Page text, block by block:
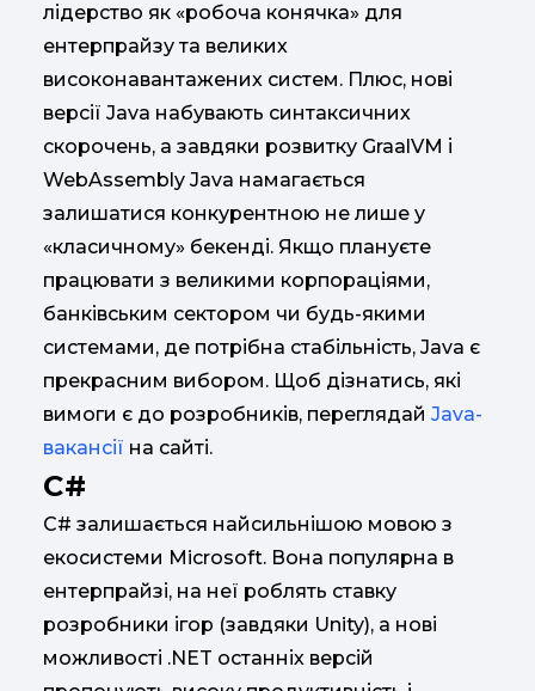
лідерство як «робоча конячка» для
ентерпрайзу та великих
високонавантажених систем. Плюс, нові
версії Java набувають синтаксичних
скорочень, а завдяки розвитку GraalVM і
WebAssembly Java намагається
залишатися конкурентною не лише у
«класичному» бекенді. Якщо плануєте
працювати з великими корпораціями,
банківським сектором чи будь-якими
системами, де потрібна стабільність, Java є
прекрасним вибором. Щоб дізнатись, які
вимоги є до розробників, переглядай Java-
вакансії на сайті.
C#
C# залишається найсильнішою мовою з
екосистеми Microsoft. Вона популярна в
ентерпрайзі, на неї роблять ставку
розробники ігор (завдяки Unity), а нові
можливості .NET останніх версій